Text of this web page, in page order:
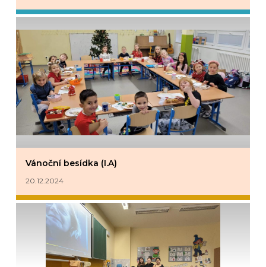
Vánoční besídka (I.A)
20.12.2024